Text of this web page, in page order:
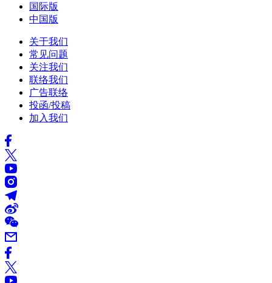
国际版
中国版
关于我们
常见问题
关注我们
联络我们
广告联络
投函/投稿
加入我们